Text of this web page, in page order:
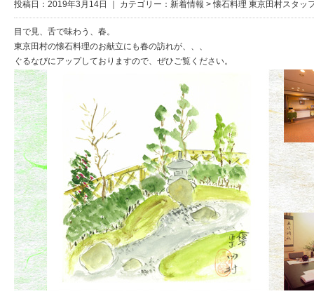
投稿日：2019年3月14日 ｜ カテゴリー： 新着情報 >懐石料理 東京田村スタッ
目で見、舌で味わう、春。
東京田村の懐石料理のお献立にも春の訪れが、、、
ぐるなびにアップしておりますので、ぜひご覧ください。